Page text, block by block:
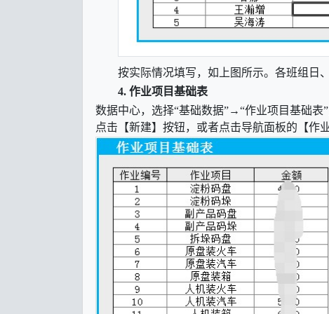
按实际情况填写，如上图所示。各班组日
4. 作业项目基础表
数据中心，选择“基础数据”→“作业项目基础表
点击【新建】按钮，或者点击导航面板的【作